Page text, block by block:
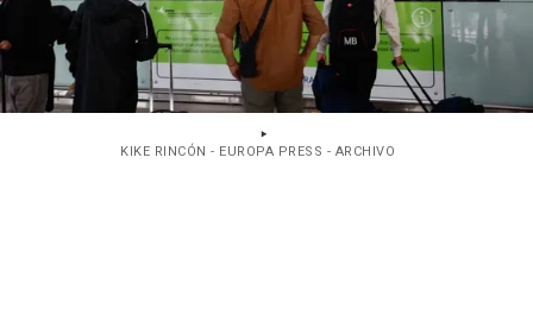
KIKE RINCÓN - EUROPA PRESS - ARCHIVO